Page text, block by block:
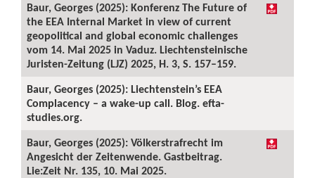
Baur, Georges (2025): Konferenz The Future of
the EEA Internal Market in view of current
geopolitical and global economic challenges
vom 14. Mai 2025 in Vaduz. Liechtensteinische
Juristen-Zeitung (LJZ) 2025, H. 3, S. 157–159.
Baur, Georges (2025): Liechtenstein’s EEA
Complacency – a wake-up call. Blog. efta-
studies.org.
Baur, Georges (2025): Völkerstrafrecht im
Angesicht der Zeitenwende. Gastbeitrag.
Lie:Zeit Nr. 135, 10. Mai 2025.